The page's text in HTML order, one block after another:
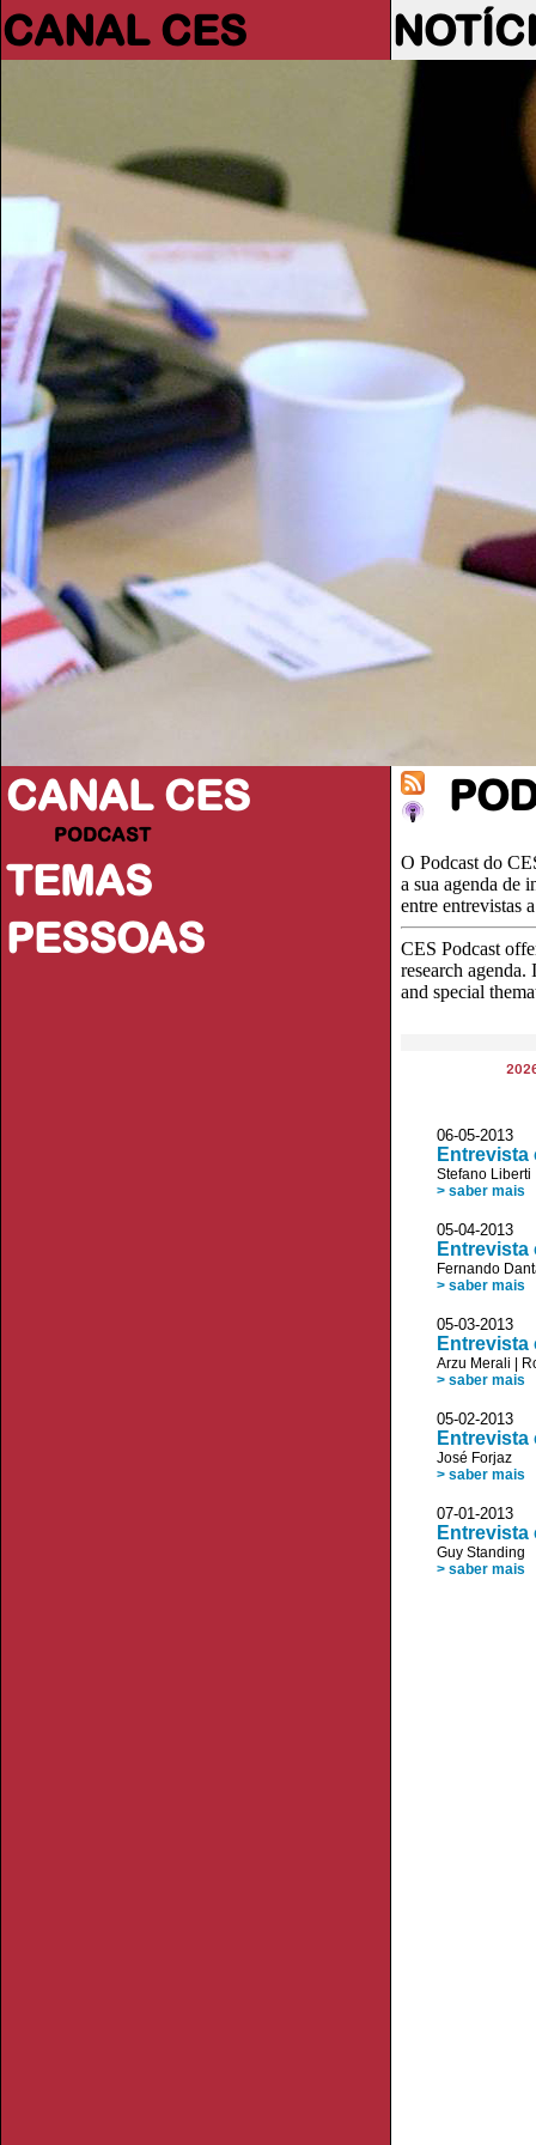
CANAL CES
CANAL CES
PODCAST
TEMAS
PESSOAS
O Podcast do
a sua agenda de
entre entrevistas
CES Podcast
research
and special
06-05-
Entrevista
Stefano Liberti
> saber mais
05-04-
Entrevista
Fernando
> saber mais
05-03-
Entrevista
Arzu Merali
> saber mais
05-02-
Entrevista
José Forjaz
> saber mais
07-01-
Entrevista
Guy Standing
> saber mais